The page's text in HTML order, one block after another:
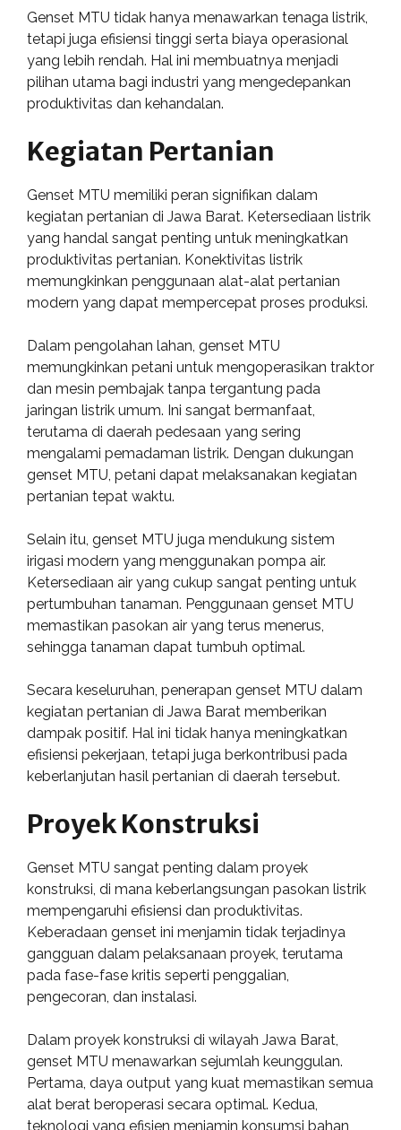
Genset MTU tidak hanya menawarkan tenaga listrik,
tetapi juga efisiensi tinggi serta biaya operasional
yang lebih rendah. Hal ini membuatnya menjadi
pilihan utama bagi industri yang mengedepankan
produktivitas dan kehandalan.
Kegiatan Pertanian
Genset MTU memiliki peran signifikan dalam
kegiatan pertanian di Jawa Barat. Ketersediaan listrik
yang handal sangat penting untuk meningkatkan
produktivitas pertanian. Konektivitas listrik
memungkinkan penggunaan alat-alat pertanian
modern yang dapat mempercepat proses produksi.
Dalam pengolahan lahan, genset MTU
memungkinkan petani untuk mengoperasikan traktor
dan mesin pembajak tanpa tergantung pada
jaringan listrik umum. Ini sangat bermanfaat,
terutama di daerah pedesaan yang sering
mengalami pemadaman listrik. Dengan dukungan
genset MTU, petani dapat melaksanakan kegiatan
pertanian tepat waktu.
Selain itu, genset MTU juga mendukung sistem
irigasi modern yang menggunakan pompa air.
Ketersediaan air yang cukup sangat penting untuk
pertumbuhan tanaman. Penggunaan genset MTU
memastikan pasokan air yang terus menerus,
sehingga tanaman dapat tumbuh optimal.
Secara keseluruhan, penerapan genset MTU dalam
kegiatan pertanian di Jawa Barat memberikan
dampak positif. Hal ini tidak hanya meningkatkan
efisiensi pekerjaan, tetapi juga berkontribusi pada
keberlanjutan hasil pertanian di daerah tersebut.
Proyek Konstruksi
Genset MTU sangat penting dalam proyek
konstruksi, di mana keberlangsungan pasokan listrik
mempengaruhi efisiensi dan produktivitas.
Keberadaan genset ini menjamin tidak terjadinya
gangguan dalam pelaksanaan proyek, terutama
pada fase-fase kritis seperti penggalian,
pengecoran, dan instalasi.
Dalam proyek konstruksi di wilayah Jawa Barat,
genset MTU menawarkan sejumlah keunggulan.
Pertama, daya output yang kuat memastikan semua
alat berat beroperasi secara optimal. Kedua,
teknologi yang efisien menjamin konsumsi bahan